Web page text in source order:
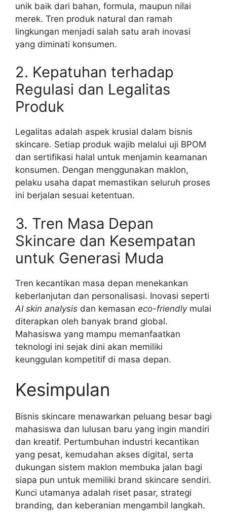
unik baik dari bahan, formula, maupun nilai
merek. Tren produk natural dan ramah
lingkungan menjadi salah satu arah inovasi
yang diminati konsumen.
2. Kepatuhan terhadap
Regulasi dan Legalitas
Produk
Legalitas adalah aspek krusial dalam bisnis
skincare. Setiap produk wajib melalui uji BPOM
dan sertifikasi halal untuk menjamin keamanan
konsumen. Dengan menggunakan maklon,
pelaku usaha dapat memastikan seluruh proses
ini berjalan sesuai ketentuan.
3. Tren Masa Depan
Skincare dan Kesempatan
untuk Generasi Muda
Tren kecantikan masa depan menekankan
keberlanjutan dan personalisasi. Inovasi seperti
AI skin analysis dan kemasan eco-friendlymulai
diterapkan oleh banyak brand global.
Mahasiswa yang mampu memanfaatkan
teknologi ini sejak dini akan memiliki
keunggulan kompetitif di masa depan.
Kesimpulan
Bisnis skincare menawarkan peluang besar bagi
mahasiswa dan lulusan baru yang ingin mandiri
dan kreatif. Pertumbuhan industri kecantikan
yang pesat, kemudahan akses digital, serta
dukungan sistem maklon membuka jalan bagi
siapa pun untuk memiliki brand skincare sendiri.
Kunci utamanya adalah riset pasar, strategi
branding, dan keberanian mengambil langkah.